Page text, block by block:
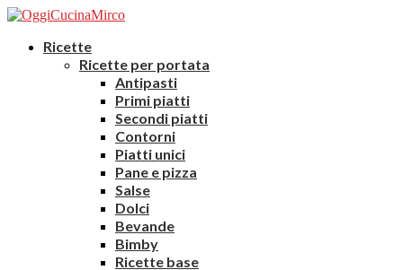
Ricette
Ricette per portata
Antipasti
Primi piatti
Secondi piatti
Contorni
Piatti unici
Pane e pizza
Salse
Dolci
Bevande
Bimby
Ricette base